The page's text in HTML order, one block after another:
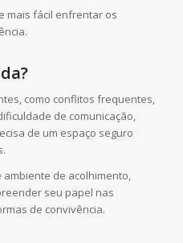
mais fácil enfrentar os
como conflitos frequentes,
de comunicação,
de um espaço seguro
de acolhimento,
seu papel nas
de convivência.